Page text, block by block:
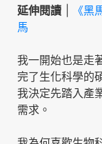
延伸閱讀
《黑
馬
我一開始也是走
完了生化科學的
我決定先踏入產
需求。